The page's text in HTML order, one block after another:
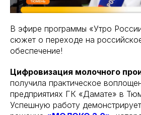
В эфире программы «Утро
сюжет о переходе на
обеспечение!
Цифровизация молочного
получила практическое
предприятиях ГК «Дамате» в
Успешную работу